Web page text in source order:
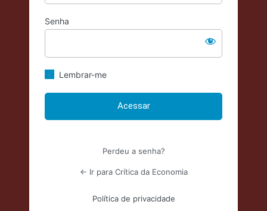
Senha
Lembrar-me
Perdeu a senha?
← Ir para Crítica da Economia
Política de privacidade